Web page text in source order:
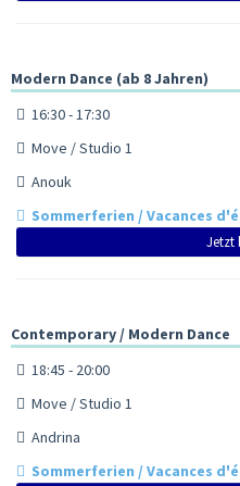
Modern Dance (ab 8 Jahren)
16:30 - 17:30
Move / Studio 1
Anouk
Sommerferien / Vacances
Jetzt
Contemporary / Modern Dance
18:45 - 20:00
Move / Studio 1
Andrina
Sommerferien / Vacances